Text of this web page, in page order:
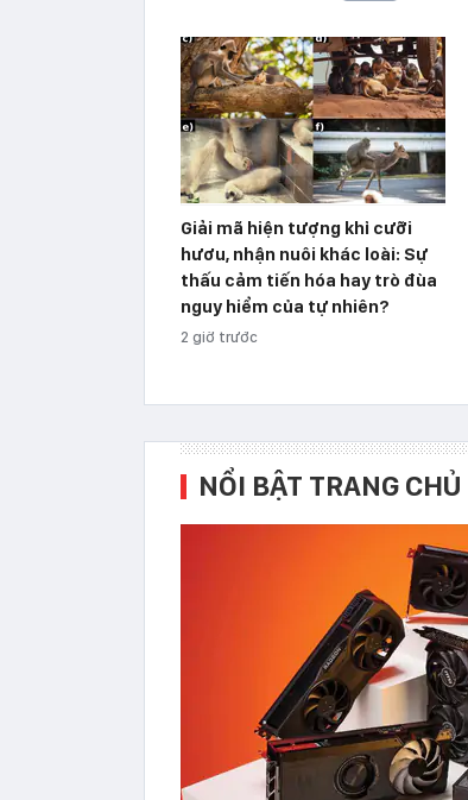
Giải mã hiện tượng khỉ cưỡi
hươu, nhận nuôi khác loài: Sự
thấu cảm tiến hóa hay trò đùa
nguy hiểm của tự nhiên?
2 giờ trước
NỔI BẬT TRANG CHỦ